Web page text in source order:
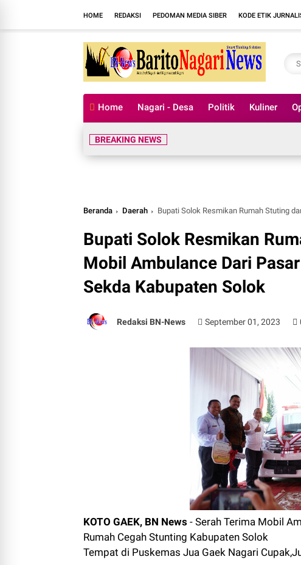
HOME REDAKSI PEDOMAN MEDIA SIBER KODE ETIK
Home Nagari - Desa Politik Kuliner
BREAKING NEWS
Beranda Daerah Bupati Solok Resmikan Rumah Stuting dan Serah
Bupati Solok Resmikan
Mobil Ambulance Dari
Sekda Kabupaten Solok
Redaksi BN-News September 01, 2023
KOTO GAEK, BN News - Serah Terima Mobil
Rumah Cegah Stunting Kabupaten Solok
Tempat di Puskemas Jua Gaek Nagari